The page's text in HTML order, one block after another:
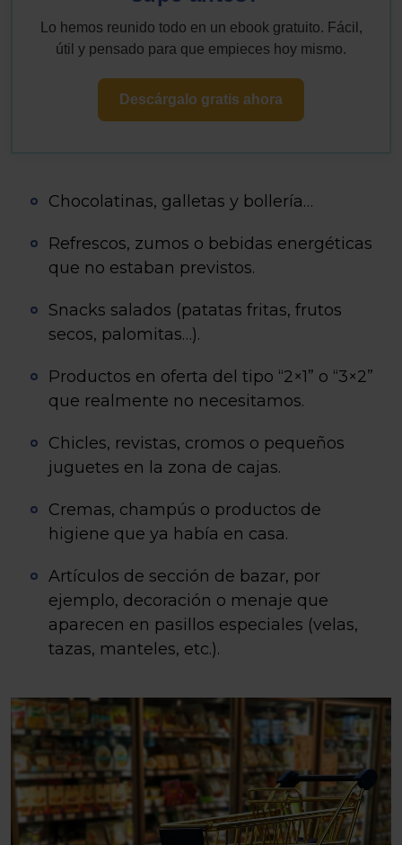
Lo hemos reunido todo en un ebook gratuito. Fácil,
útil y pensado para que empieces hoy mismo.
Descárgalo gratis ahora
Chocolatinas, galletas y bollería…
Refrescos, zumos o bebidas energéticas
que no estaban previstos.
Snacks salados (patatas fritas, frutos
secos, palomitas…).
Productos en oferta del tipo “2×1” o “3×2”
que realmente no necesitamos.
Chicles, revistas, cromos o pequeños
juguetes en la zona de cajas.
Cremas, champús o productos de
higiene que ya había en casa.
Artículos de sección de bazar, por
ejemplo, decoración o menaje que
aparecen en pasillos especiales (velas,
tazas, manteles, etc.).